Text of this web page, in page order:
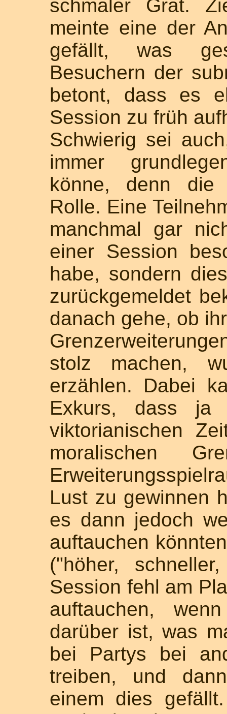
schmaler Grat.
meinte eine der
gefällt, was
Besuchern der
betont, dass es
Session zu früh
Schwierig sei
immer
könne, denn die
Rolle. Eine
manchmal gar
einer Session
habe, sondern
zurückgemeldet
danach gehe, ob
stolz machen,
erzählen. Dabei
Exkurs, dass ja
viktorianischen
moralischen
Lust zu gewinnen
es dann jedoch
auftauchen
("höher,
Session fehl am
auftauchen,
darüber ist, was
bei Partys bei
treiben, und
einem dies